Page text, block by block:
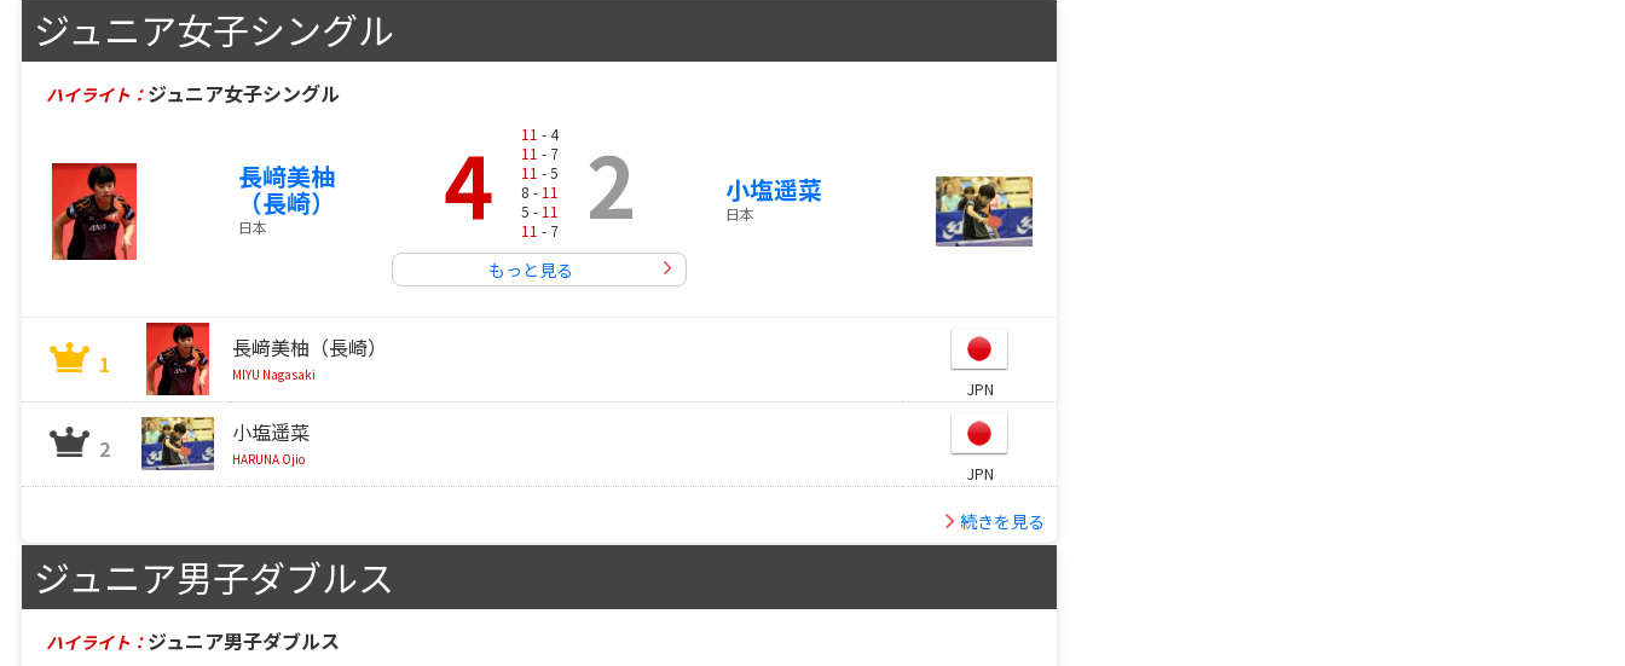
ジュニア女子シングル
ハイライト： ジュニア女子シングル
長﨑美柚
（長崎）
日本 4 11 - 4
11 - 7
11 - 5
8 - 11
5 - 11
11 - 7 2
もっと見る
小塩遥菜
日本
1
長﨑美柚（長崎）
MIYU Nagasaki
JPN
2
小塩遥菜
HARUNA Ojio
JPN
続きを見る
ジュニア男子ダブルス
ハイライト： ジュニア男子ダブルス